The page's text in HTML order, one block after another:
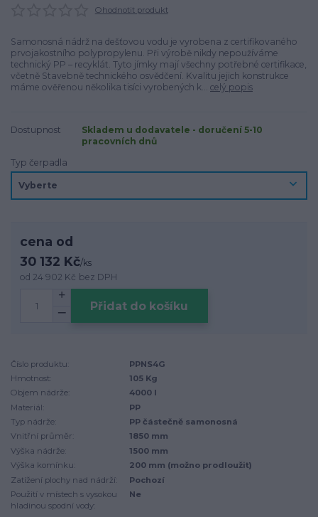
Ohodnotit produkt
Samonosná nádrž na dešťovou vodu je vyrobena z certifikovaného
prvojakostního polypropylenu. Při výrobě nikdy nepoužíváme
technický PP – recyklát. Tyto jímky mají všechny potřebné certifikace,
včetně Stavebně technického osvědčení. Kvalitu jejich konstrukce
máme ověřenou několika tisíci vyrobených k... celý popis
Dostupnost
Skladem u dodavatele - doručení 5-10
pracovních dnů
Typ čerpadla
cena od
30 132 Kč/ks
od 24 902 Kč bez DPH
Přidat do košíku
Číslo produktu:
PPNS4G
Hmotnost:
105 Kg
Objem nádrže:
4000 l
Materiál:
PP
Typ nádrže:
PP částečně samonosná
Vnitřní průměr:
1850 mm
Výška nádrže:
1500 mm
Výška komínku:
200 mm (možno prodloužit)
Zatížení plochy nad nádrží:
Pochozí
Použití v místech s vysokou
hladinou spodní vody:
Ne